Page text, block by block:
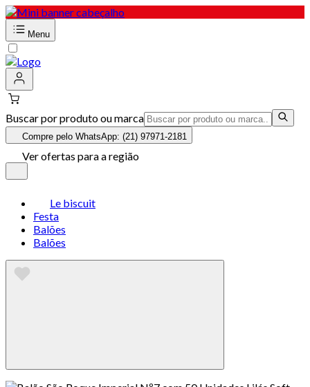
Menu
Buscar por produto ou marca
Compre pelo WhatsApp: (21) 97971-2181
Ver ofertas para a região
Le biscuit
Festa
Balões
Balões